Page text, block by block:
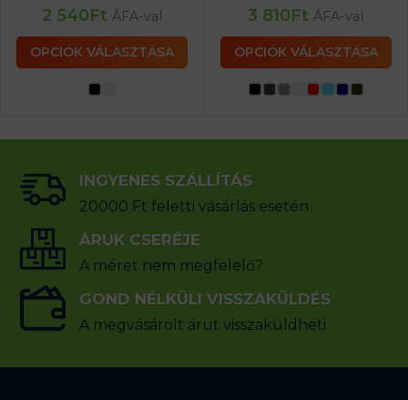
2 540Ft ÁFA-val
OPCIÓK VÁLASZTÁSA
3 810Ft ÁFA-val
OPCIÓK VÁLASZTÁSA
INGYENES SZÁLLÍTÁS
20000 Ft feletti vásárlás esetén
ÁRUK CSERÉJE
A méret nem megfelelő?
GOND NÉLKÜLI VISSZAKÜLDÉS
A megvásárolt árut visszaküldheti